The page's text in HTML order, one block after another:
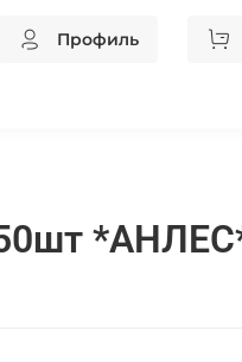
Профиль